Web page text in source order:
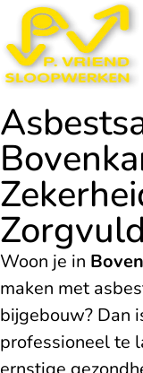
Woon je in
maken met
bijgebouw? Dan
professioneel te